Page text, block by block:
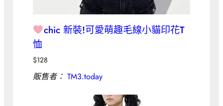
chic 新裝!可愛萌趣毛線小貓印花T
恤
$128
販售者： TM3.today